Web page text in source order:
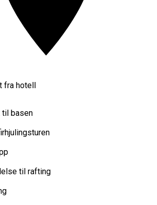
fra hotell
til basen
til rafting